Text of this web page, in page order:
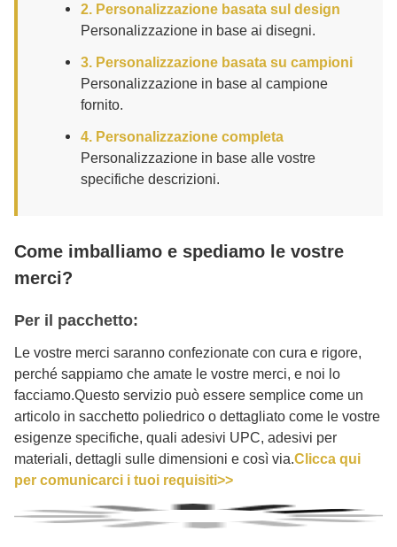
2. Personalizzazione basata sul design
Personalizzazione in base ai disegni.
3. Personalizzazione basata su campioni
Personalizzazione in base al campione
fornito.
4. Personalizzazione completa
Personalizzazione in base alle vostre
specifiche descrizioni.
Come imballiamo e spediamo le vostre
merci?
Per il pacchetto:
Le vostre merci saranno confezionate con cura e rigore,
perché sappiamo che amate le vostre merci, e noi lo
facciamo.Questo servizio può essere semplice come un
articolo in sacchetto poliedrico o dettagliato come le vostre
esigenze specifiche, quali adesivi UPC, adesivi per
materiali, dettagli sulle dimensioni e così via.Clicca qui
per comunicarci i tuoi requisiti>>